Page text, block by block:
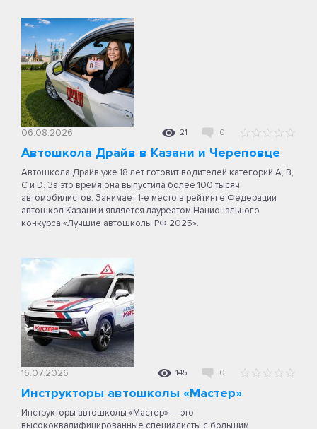
06.08.2026 21 0
Автошкола Драйв в Казани и Череповце
Автошкола Драйв уже 18 лет готовит водителей категорий A, B,
C и D. За это время она выпустила более 100 тысяч
автомобилистов. Занимает 1-е место в рейтинге Федерации
автошкол Казани и является лауреатом Национального
конкурса «Лучшие автошколы РФ 2025».
16.07.2026 145 0
Инструкторы автошколы «Мастер»
Инструкторы автошколы «Мастер» — это
высококвалифицированные специалисты с большим